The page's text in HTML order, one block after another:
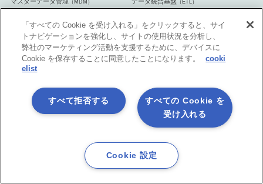
（MDM） （ETL）
ノーコード開発＆内製化 Excel業務を自動処理
マーケティング業務を自動化 自治体・官公庁向け
体験してみよう
無料体験版 手ぶら de 体験 5日間（クラウド版）
ASTERIA Warp体験セミナー
ASTERIA Warp Core体験セミナー 書籍プレゼント キャンペーン
「すべての Cookie を受け入れる」をクリックすると、サイ
トナビゲーションを強化し、サイトの使用状況を分析し、
弊社のマーケティング活動を支援するために、デバイスに
Cookie を保存することに同意したことになります。
cooki
elist
すべての Cookie を
受け入れる
すべて拒否する
Cookie 設定